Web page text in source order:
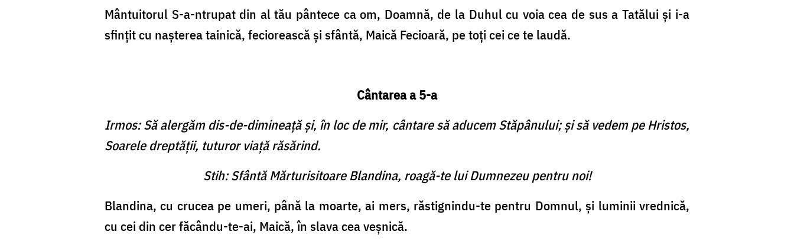
Mântuitorul S-a-ntrupat din al tău pântece ca om, Doamnă, de la Duhul cu voia cea de sus a Tatălui și i-a
sfințit cu nașterea tainică, feciorească și sfântă, Maică Fecioară, pe toți cei ce te laudă.
Cântarea a 5-a
Irmos: Să alergăm dis-de-dimineață şi, în loc de mir, cântare să aducem Stăpânului; şi să vedem pe Hristos,
Soarele dreptăţii, tuturor viaţă răsărind.
Stih: Sfântă Mărturisitoare Blandina, roagă-te lui Dumnezeu pentru noi!
Blandina, cu crucea pe umeri, până la moarte, ai mers, răstignindu-te pentru Domnul, și luminii vrednică,
cu cei din cer făcându-te-ai, Maică, în slava cea veșnică.